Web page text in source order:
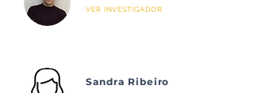
VER INVESTIGADOR
Sandra Ribeiro